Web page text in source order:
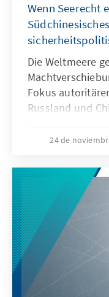
Strukturen
Wenn Seerecht
Die Weltmeere
Fokus
Russland und
formen – eine
Sabotageakte
wie Recht zur
verdeutlichen:
wird, geraten
Ordnung ins
24 de